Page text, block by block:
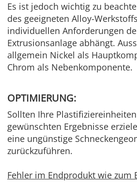
Es ist jedoch wichtig zu
des geeigneten Alloy-
individuellen Anforderungen
Extrusionsanlage abhängt.
allgemein Nickel als
Chrom als Nebenkomponente.
OPTIMIERUNG:
Sollten Ihre
gewünschten Ergebnisse
eine ungünstige
zurückzuführen.
Fehler im Endprodukt wie zum